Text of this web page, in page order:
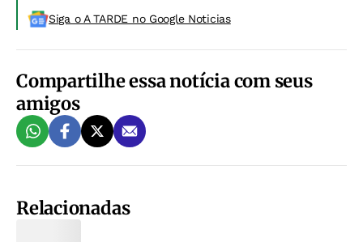
Siga o A TARDE no Google Noticias
Compartilhe essa notícia com seus
amigos
Relacionadas